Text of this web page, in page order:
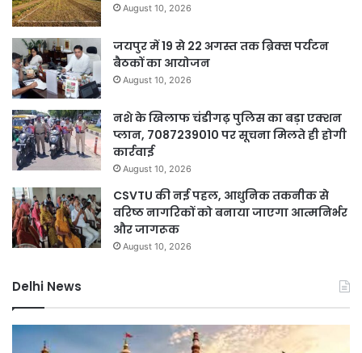
August 10, 2026
जयपुर में 19 से 22 अगस्त तक ब्रिक्स पर्यटन
बैठकों का आयोजन
August 10, 2026
नशे के खिलाफ चंडीगढ़ पुलिस का बड़ा एक्शन
प्लान, 7087239010 पर सूचना मिलते ही होगी
कार्रवाई
August 10, 2026
CSVTU की नई पहल, आधुनिक तकनीक से
वरिष्ठ नागरिकों को बनाया जाएगा आत्मनिर्भर
और जागरूक
August 10, 2026
Delhi News
दिल्ली